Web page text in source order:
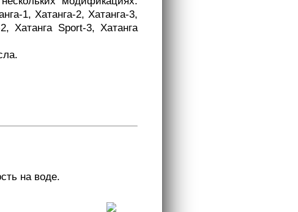
1, Хатанга-2, Хатанга-3,
Хатанга Sport-3, Хатанга
на воде.